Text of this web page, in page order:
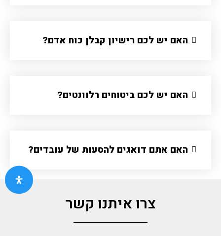
האם יש לכם רישיון קבלן כוח אדם?
האם יש לכם ביטוחים רלוונטים?
האם אתם דואגים להסעות של עובדים?
צרו איתנו קשר